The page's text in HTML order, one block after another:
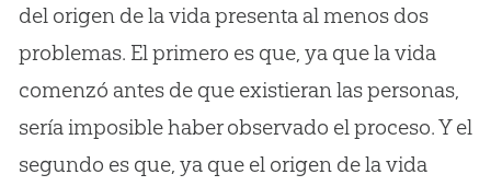
del origen de la vida presenta al menos dos
problemas. El primero es que, ya que la vida
comenzó antes de que existieran las personas,
sería imposible haber observado el proceso. Y el
segundo es que, ya que el origen de la vida